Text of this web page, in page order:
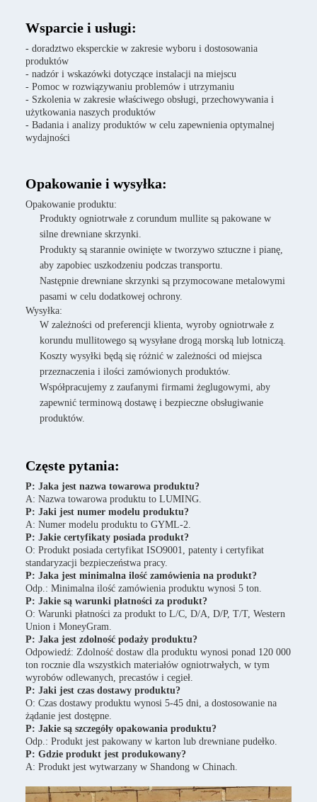
Wsparcie i usługi:
- doradztwo eksperckie w zakresie wyboru i dostosowania
produktów
- nadzór i wskazówki dotyczące instalacji na miejscu
- Pomoc w rozwiązywaniu problemów i utrzymaniu
- Szkolenia w zakresie właściwego obsługi, przechowywania i
użytkowania naszych produktów
- Badania i analizy produktów w celu zapewnienia optymalnej
wydajności
Opakowanie i wysyłka:
Opakowanie produktu:
Produkty ogniotrwałe z corundum mullite są pakowane w
silne drewniane skrzynki.
Produkty są starannie owinięte w tworzywo sztuczne i pianę,
aby zapobiec uszkodzeniu podczas transportu.
Następnie drewniane skrzynki są przymocowane metalowymi
pasami w celu dodatkowej ochrony.
Wysyłka:
W zależności od preferencji klienta, wyroby ogniotrwałe z
korundu mullitowego są wysyłane drogą morską lub lotniczą.
Koszty wysyłki będą się różnić w zależności od miejsca
przeznaczenia i ilości zamówionych produktów.
Współpracujemy z zaufanymi firmami żeglugowymi, aby
zapewnić terminową dostawę i bezpieczne obsługiwanie
produktów.
Częste pytania:
P: Jaka jest nazwa towarowa produktu?
A: Nazwa towarowa produktu to LUMING.
P: Jaki jest numer modelu produktu?
A: Numer modelu produktu to GYML-2.
P: Jakie certyfikaty posiada produkt?
O: Produkt posiada certyfikat ISO9001, patenty i certyfikat
standaryzacji bezpieczeństwa pracy.
P: Jaka jest minimalna ilość zamówienia na produkt?
Odp.: Minimalna ilość zamówienia produktu wynosi 5 ton.
P: Jakie są warunki płatności za produkt?
O: Warunki płatności za produkt to L/C, D/A, D/P, T/T, Western
Union i MoneyGram.
P: Jaka jest zdolność podaży produktu?
Odpowiedź: Zdolność dostaw dla produktu wynosi ponad 120 000
ton rocznie dla wszystkich materiałów ogniotrwałych, w tym
wyrobów odlewanych, precastów i cegieł.
P: Jaki jest czas dostawy produktu?
O: Czas dostawy produktu wynosi 5-45 dni, a dostosowanie na
żądanie jest dostępne.
P: Jakie są szczegóły opakowania produktu?
Odp.: Produkt jest pakowany w karton lub drewniane pudełko.
P: Gdzie produkt jest produkowany?
A: Produkt jest wytwarzany w Shandong w Chinach.